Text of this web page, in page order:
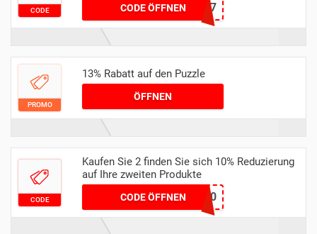
CODE CODE ÖFFNENPUZZLE7
PROMO
13% Rabatt auf den Puzzle
ÖFFNEN
CODE
Kaufen Sie 2 finden Sie sich 10% Reduzierung
auf Ihre zweiten Produkte
CODE ÖFFNEN
SUMMERBRICKS10